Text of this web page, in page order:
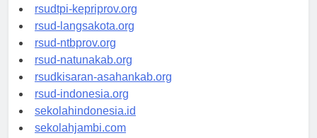
rsudtpi-kepriprov.org
rsud-langsakota.org
rsud-ntbprov.org
rsud-natunakab.org
rsudkisaran-asahankab.org
rsud-indonesia.org
sekolahindonesia.id
sekolahjambi.com